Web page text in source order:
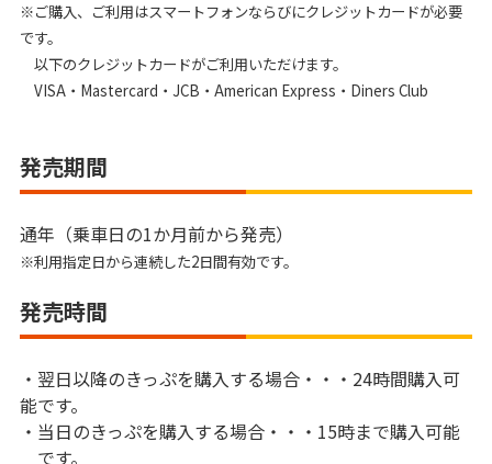
※ご購入、ご利用はスマートフォンならびにクレジットカードが必要
です。
以下のクレジットカードがご利用いただけます。
VISA・Mastercard・JCB・American Express・Diners Club
発売期間
通年（乗車日の1か月前から発売）
※利用指定日から連続した2日間有効です。
発売時間
・翌日以降のきっぷを購入する場合・・・24時間購入可
能です。
・当日のきっぷを購入する場合・・・15時まで購入可能
です。